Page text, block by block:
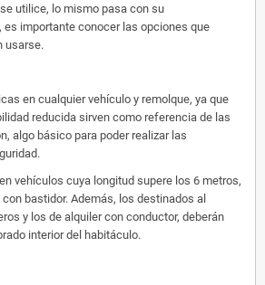
utilice, lo mismo pasa con su
es importante conocer las opciones que
usarse.
en cualquier vehículo y remolque, ya que
reducida sirven como referencia de las
algo básico para poder realizar las
vehículos cuya longitud supere los 6 metros,
bastidor. Además, los destinados al
y los de alquiler con conductor, deberán
interior del habitáculo.